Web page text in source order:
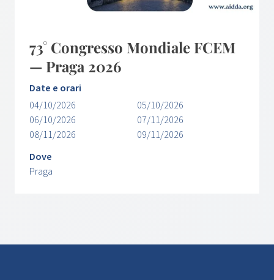
73° Congresso Mondiale FCEM
— Praga 2026
Date e orari
04/10/2026
05/10/2026
06/10/2026
07/11/2026
08/11/2026
09/11/2026
Dove
Praga